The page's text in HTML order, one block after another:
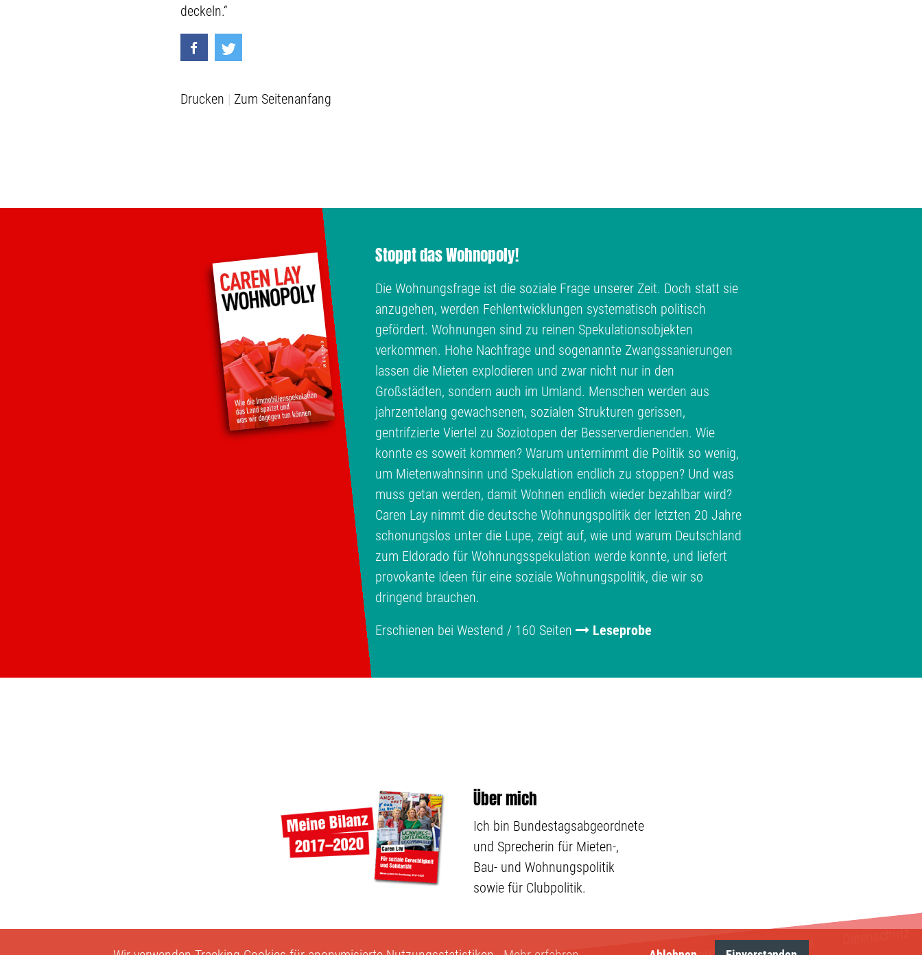
deckeln.“
Drucken Zum Seitenanfang
Stoppt das Wohnopoly!
Die Wohnungsfrage ist die soziale Frage unserer Zeit. Doch statt sie
anzugehen, werden Fehlentwicklungen systematisch politisch
gefördert. Wohnungen sind zu reinen Spekulationsobjekten
verkommen. Hohe Nachfrage und sogenannte Zwangssanierungen
lassen die Mieten explodieren und zwar nicht nur in den
Großstädten, sondern auch im Umland. Menschen werden aus
jahrzentelang gewachsenen, sozialen Strukturen gerissen,
gentrifzierte Viertel zu Soziotopen der Besserverdienenden. Wie
konnte es soweit kommen? Warum unternimmt die Politik so wenig,
um Mietenwahnsinn und Spekulation endlich zu stoppen? Und was
muss getan werden, damit Wohnen endlich wieder bezahlbar wird?
Caren Lay nimmt die deutsche Wohnungspolitik der letzten 20 Jahre
schonungslos unter die Lupe, zeigt auf, wie und warum Deutschland
zum Eldorado für Wohnungsspekulation werde konnte, und liefert
provokante Ideen für eine soziale Wohnungspolitik, die wir so
dringend brauchen.
Erschienen bei Westend / 160 Seiten
Leseprobe
Über mich
Ich bin Bundestagsabgeordnete
und Sprecherin für Mieten-,
Bau- und Wohnungspolitik
sowie für Clubpolitik.
Kontakt Datenschutz